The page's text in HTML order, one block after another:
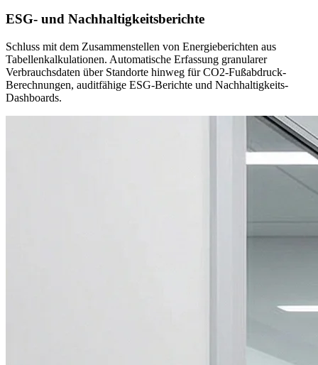
ESG- und Nachhaltigkeitsberichte
Schluss mit dem Zusammenstellen von Energieberichten aus
Tabellenkalkulationen. Automatische Erfassung granularer
Verbrauchsdaten über Standorte hinweg für CO2-Fußabdruck-
Berechnungen, auditfähige ESG-Berichte und Nachhaltigkeits-
Dashboards.